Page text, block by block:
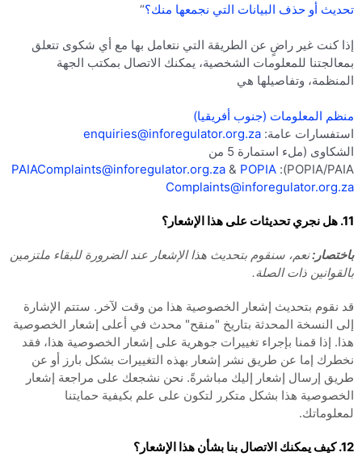
تحديث أو حذف البيانات التي نجمعها منك؟“
إذا كنت غير راضٍ عن الطريقة التي نتعامل بها مع أي شكوى تتعلق
بمعالجتنا للمعلومات الشخصية، يمكنك الاتصال بمكتب الجهة
المنظمة، وتفاصيلها هي
منظم المعلومات (جنوب أفريقيا)
استفسارات عامة: enquiries@inforegulator.org.za
الشكاوى (ملء استمارة 5 من
POPIA/PAIA):
PAIAComplaints@inforegulator.org.za & POPIA
Complaints@inforegulator.org.za
11. هل نجري تحديثات على هذا الإشعار؟
باختصار:نعم، سنقوم بتحديث هذا الإشعار عند الضرورة للبقاء ملتزمين
بالقوانين ذات الصلة.
قد نقوم بتحديث إشعار الخصوصية هذا من وقت لآخر. ستتم الإشارة
إلى النسخة المحدثة بتاريخ "منقح" محدث في أعلى إشعار الخصوصية
هذا. إذا قمنا بإجراء تغييرات جوهرية على إشعار الخصوصية هذا، فقد
نخطرك إما عن طريق نشر إشعار بهذه التغييرات بشكل بارز أو عن
طريق إرسال إشعار إليك مباشرةً. نحن نشجعك على مراجعة إشعار
الخصوصية هذا بشكل متكرر لتكون على علم بكيفية حمايتنا
لمعلوماتك.
12. كيف يمكنك الاتصال بنا بشأن هذا الإشعار؟